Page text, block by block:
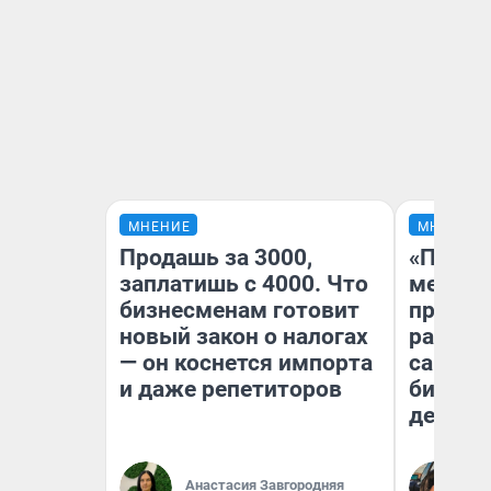
МНЕНИЕ
Продашь за 3000,
заплатишь с 4000. Что
бизнесменам готовит
новый закон о налогах
— он коснется импорта
и даже репетиторов
Анастасия Завгородняя
МНЕНИЕ
самом